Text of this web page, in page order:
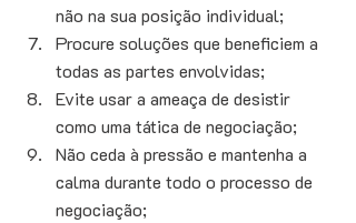
não na sua posição individual;
Procure soluções que beneficiem a
todas as partes envolvidas;
Evite usar a ameaça de desistir
como uma tática de negociação;
Não ceda à pressão e mantenha a
calma durante todo o processo de
negociação;